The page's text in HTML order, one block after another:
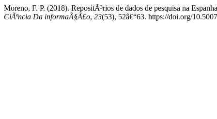
Moreno, F. P. (2018). RepositÃ³rios de dados de pesquisa na
CiÃªncia Da informaÃ§Ã£o, 23(53), 52â€“63. https://doi.org/